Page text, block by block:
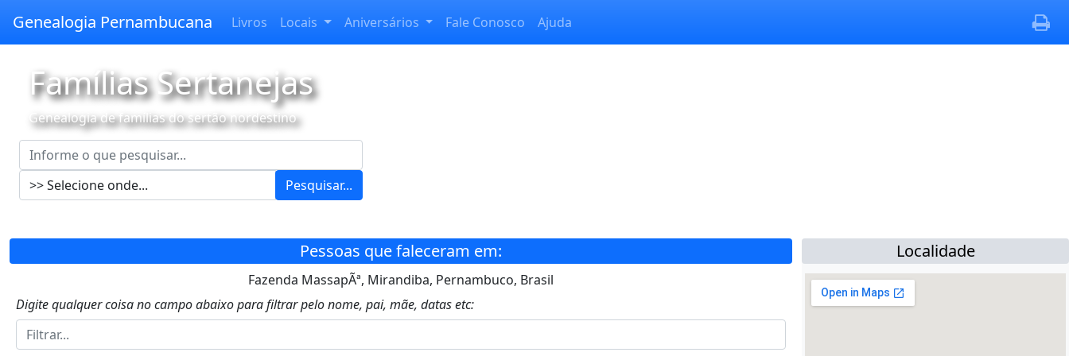
Genealogia Pernambucana Livros Locais Aniversários Fale Conosco Ajuda
Famílias Sertanejas
Genealogia de famílias do sertão nordestino
Pesquisar...
Pessoas que faleceram em:
Fazenda MassapÃª, Mirandiba, Pernambuco, Brasil
Digite qualquer coisa no campo abaixo para filtrar pelo nome, pai, mãe, datas etc:
Localidade